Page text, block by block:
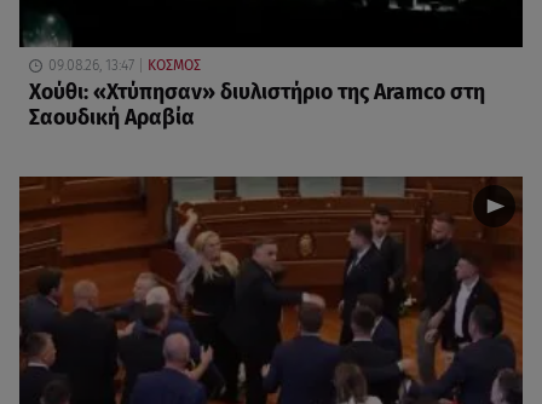
09.08.26, 13:47 ΚΟΣΜΟΣ
Χούθι: «Χτύπησαν» διυλιστήριο της Aramco στη
Σαουδική Αραβία